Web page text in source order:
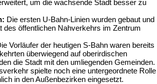
um die wachsende Stadt besser zu
Die ersten U-Bahn-Linien wurden gebaut und
des öffentlichen Nahverkehrs im Zentrum
Vorläufer der heutigen S-Bahn waren bereits
überwiegend auf oberirdischen
die Stadt mit den umliegenden Gemeinden.
spielte noch eine untergeordnete Rolle
in den Außenbezirken eingesetzt.